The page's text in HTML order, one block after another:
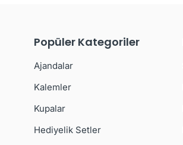
Popüler Kategoriler
Ajandalar
Kalemler
Kupalar
Hediyelik Setler